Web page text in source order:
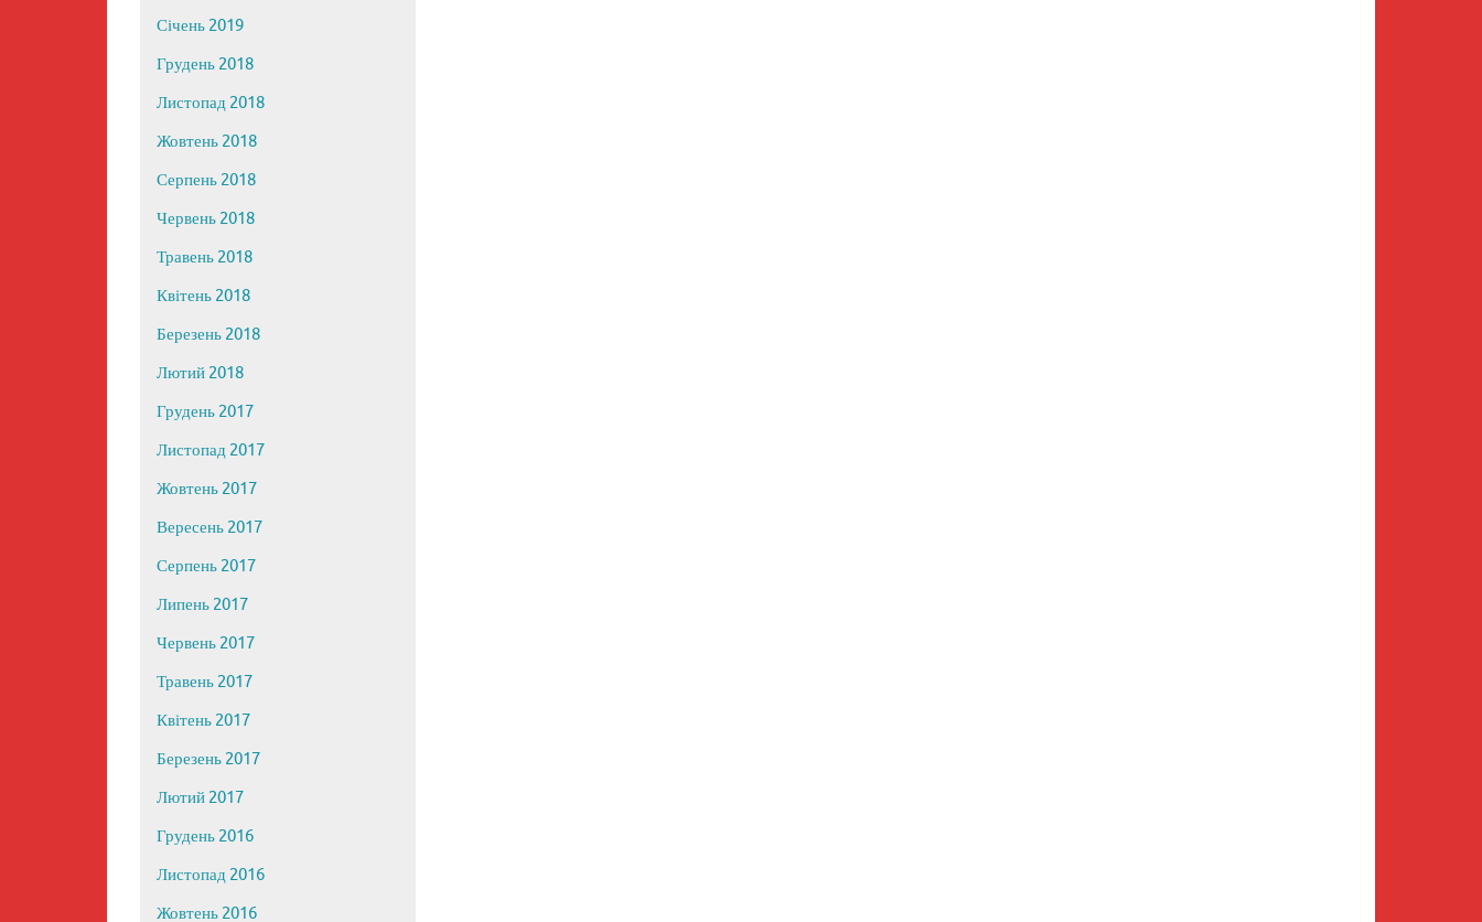
Січень 2019
Грудень 2018
Листопад 2018
Жовтень 2018
Серпень 2018
Червень 2018
Травень 2018
Квітень 2018
Березень 2018
Лютий 2018
Грудень 2017
Листопад 2017
Жовтень 2017
Вересень 2017
Серпень 2017
Липень 2017
Червень 2017
Травень 2017
Квітень 2017
Березень 2017
Лютий 2017
Грудень 2016
Листопад 2016
Жовтень 2016